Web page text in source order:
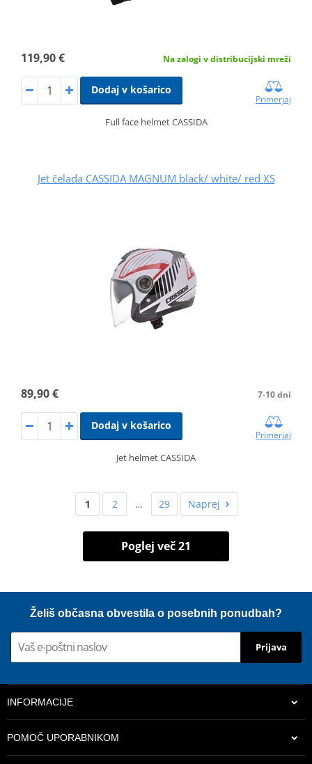
119,90 € Na zalogi v distribucijski mreži
Dodaj v košarico
Primerjaj
Full face helmet CASSIDA
Jet čelada CASSIDA MAGNUM black/ white/ red XS
89,90 € 7-10 dni
Dodaj v košarico
Primerjaj
Jet helmet CASSIDA
1 2 … 29 Naprej
Poglej več 21
Želiš občasna obvestila o posebnih ponudbah?
Prijava
INFORMACIJE
POMOČ UPORABNIKOM